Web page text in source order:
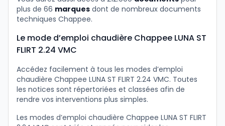
plus de 66 marques dont de nombreux documents
techniques Chappee.
Le mode d’emploi chaudière Chappee LUNA ST
FLIRT 2.24 VMC
Accédez facilement à tous les modes d’emploi
chaudière Chappee LUNA ST FLIRT 2.24 VMC. Toutes
les notices sont répertoriées et classées afin de
rendre vos interventions plus simples.
Les modes d’emploi chaudière Chappee LUNA ST FLIRT